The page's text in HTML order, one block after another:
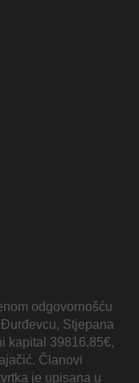
odgovornošću
Stjepana
kapital 39816,85€,
Članovi
je upisana u